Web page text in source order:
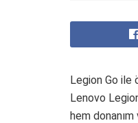
Legion Go ile
Lenovo
hem